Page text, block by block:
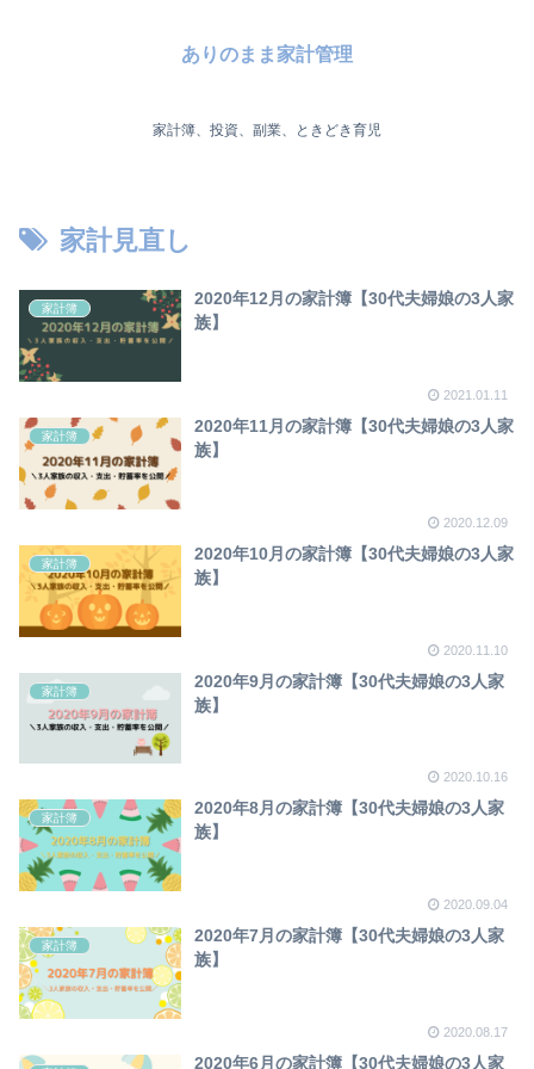
ありのまま家計管理
家計簿、投資、副業、ときどき育児
家計見直し
家計簿
2020年12月の家計簿【30代夫婦娘の3人家
族】
2021.01.11
家計簿
2020年11月の家計簿【30代夫婦娘の3人家
族】
2020.12.09
家計簿
2020年10月の家計簿【30代夫婦娘の3人家
族】
2020.11.10
家計簿
2020年9月の家計簿【30代夫婦娘の3人家
族】
2020.10.16
家計簿
2020年8月の家計簿【30代夫婦娘の3人家
族】
2020.09.04
家計簿
2020年7月の家計簿【30代夫婦娘の3人家
族】
2020.08.17
2020年6月の家計簿【30代夫婦娘の3人家